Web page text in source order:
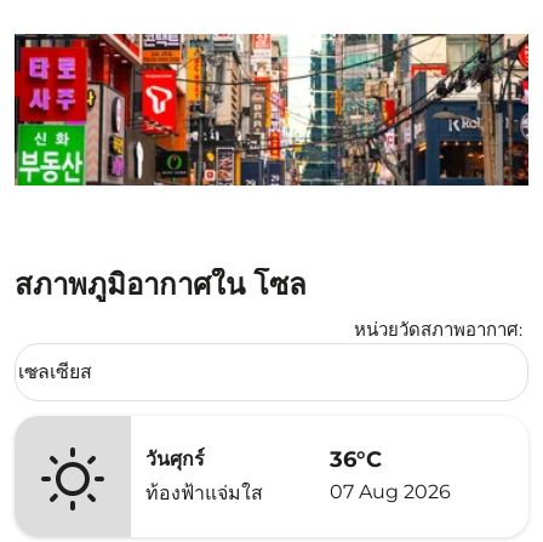
สภาพภูมิอากาศใน โซล
หน่วยวัดสภาพอากาศ:
Weather unit option เซลเซียส Selected
เซลเซียส
keyboard_arrow_down
วันศุกร์
ท้องฟ้าแจ่มใส
36°C
07 Aug 2026